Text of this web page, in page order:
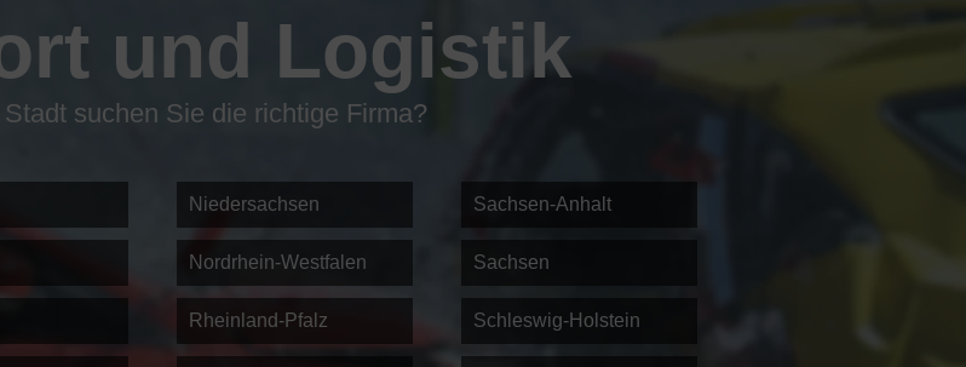
und Logistik
suchen Sie die richtige Firma?
Niedersachsen
Nordrhein-Westfalen
Rheinland-Pfalz
Sachsen-Anhalt
Sachsen
Schleswig-Holstein